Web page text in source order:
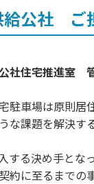
給公社 ご
社住宅推進室
駐車場は原則居
な課題を解決す
する決め手とな
約に至るまでの